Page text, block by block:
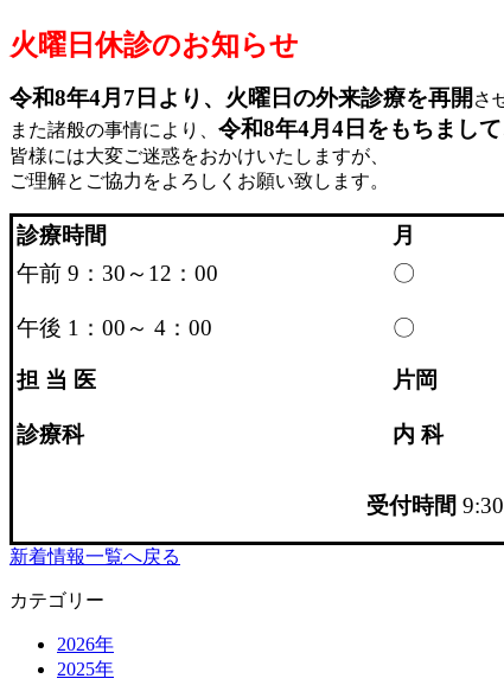
火曜日休診のお知らせ
令和8年4月7日 より、 火曜日の外来診療を再開 さ
また諸般の事情により、 令和8年4月4日をもちまし
皆様には大変ご迷惑をおかけいたしますが、
ご理解とご協力をよろしくお願い致します。
診療時間 月
午前 9：30～12：00
〇
午後 1：00～ 4：00
〇
担 当 医 片岡
診療科 内 科
受付時間
新着情報一覧へ戻る
カテゴリー
2026年
2025年